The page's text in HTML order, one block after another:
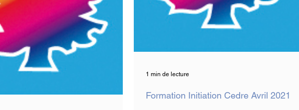
Formation Initiation Cedre Avril 2021
1 min de lecture